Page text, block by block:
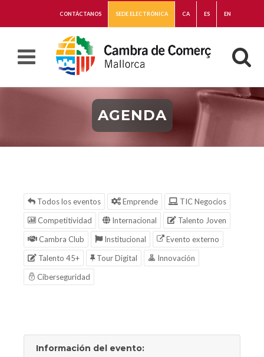
CONTÁCTANOS SEDE ELECTRÓNICA CA ES EN
AGENDA
Todos los eventos Emprende
TIC Negocios
Competitividad
Internacional
Talento Joven
Cambra Club
Institucional
Evento externo
Talento 45+
Tour Digital
Innovación
Ciberseguridad
Información del evento: